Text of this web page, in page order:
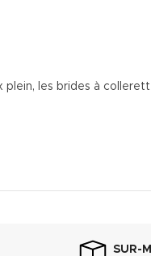
les brides à
SUR-